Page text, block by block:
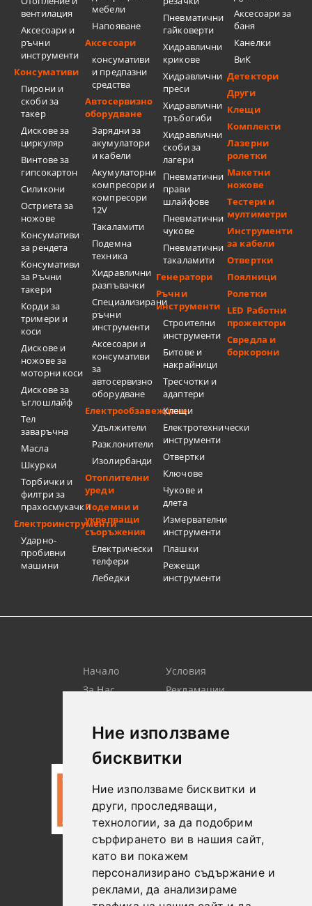
Ние използваме
бисквитки
Ние използваме бисквитки и
други, проследяващи,
технологии, за да подобрим
сърфирането ви в нашия сайт,
като ви покажем
персонализирано съдържание и
реклами, да анализираме
вентилация
Аксесоари и
ръчни
инструменти
Консумативи
Пирони и
скоби за
такер
Дискове за
циркуляр
Винтове за
гипсокартон
Силикони
Остриета за
ножове
Консумативи
за рендета
Консумативи
за Ръчни
такери
Корди за
тримери и
коси
Дискове и
ножове за
моторни коси
Дискове за
ъглошлайф
Тел
заваръчна
Масла
Шкурки
Торбички и
филтри за
прахосмукачки
Електроинструменти
Ударно-
пробивни
машини
мебели
Напояване
Аксесоари
консумативи
и предпазни
средства
Автосервизно
оборудване
Зарядни за
акумулатори
и кабели
Акумулаторни
компресори и
компресори
12V
Такаламити
Подемна
техника
Хидравлични
разпъвачки
Специализирани
ръчни
инструменти
Аксесоари и
консумативи
за
автосервизно
оборудване
Електрообзавеждане
Удължители
Разклонители
Изолирбанди
Отоплителни
уреди
Подемни и
укрепващи
съоръжения
Електрически
телфери
Лебедки
Пневматични
гайковерти
Хидравлични
крикове
Хидравлични
преси
Хидравлични
тръбогиби
Хидравлични
скоби за
лагери
Пневматични
прави
шлайфове
Пневматични
чукове
Пневматични
такаламити
Генератори
Ръчни
инструменти
Строителни
инструменти
Битове и
накрайници
Тресчотки и
адаптери
Клещи
Електротехнически
инструменти
Отвертки
Ключове
Чукове и
длета
Измервателни
инструменти
Плашки
Режещи
инструменти
Аксесоари за
баня
Канелки
ВиК
Детектори
Други
Клещи
Комплекти
Лазерни
ролетки
Макетни
ножове
Тестери и
мултиметри
Инструменти
за кабели
Отвертки
Поялници
Ролетки
LED Работни
прожектори
Свредла и
боркорони
0887306604
Начало
За Нас
Лични
Данни
Условия
Рекламации
Новини